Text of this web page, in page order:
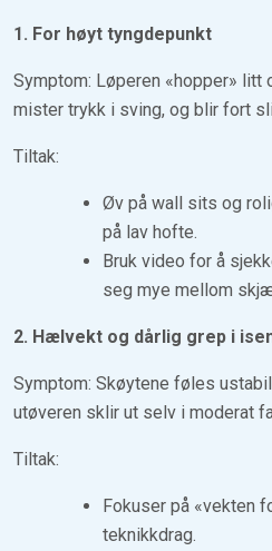
1. For høyt tyngdepunkt
Symptom: Løperen «hopper» litt
mister trykk i sving, og blir fort
Tiltak:
Øv på wall sits og
på lav hofte.
Bruk video for å
seg mye mellom
2. Hælvekt og dårlig grep i
Symptom: Skøytene føles
utøveren sklir ut selv i moderat
Tiltak:
Fokuser på «vekten
teknikkdrag.